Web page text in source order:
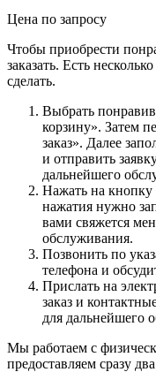
Цена по запросу
Чтобы приобрести
заказать. Есть
сделать.
Выбрать
корзину». Затем
заказ». Далее
и отправить
дальнейшего
Нажать на кнопку
нажатия нужно
вами свяжется
обслуживания.
Позвонить по
телефона и
Прислать на
заказ и
для дальнейшего
Мы работаем с
предоставляем сразу